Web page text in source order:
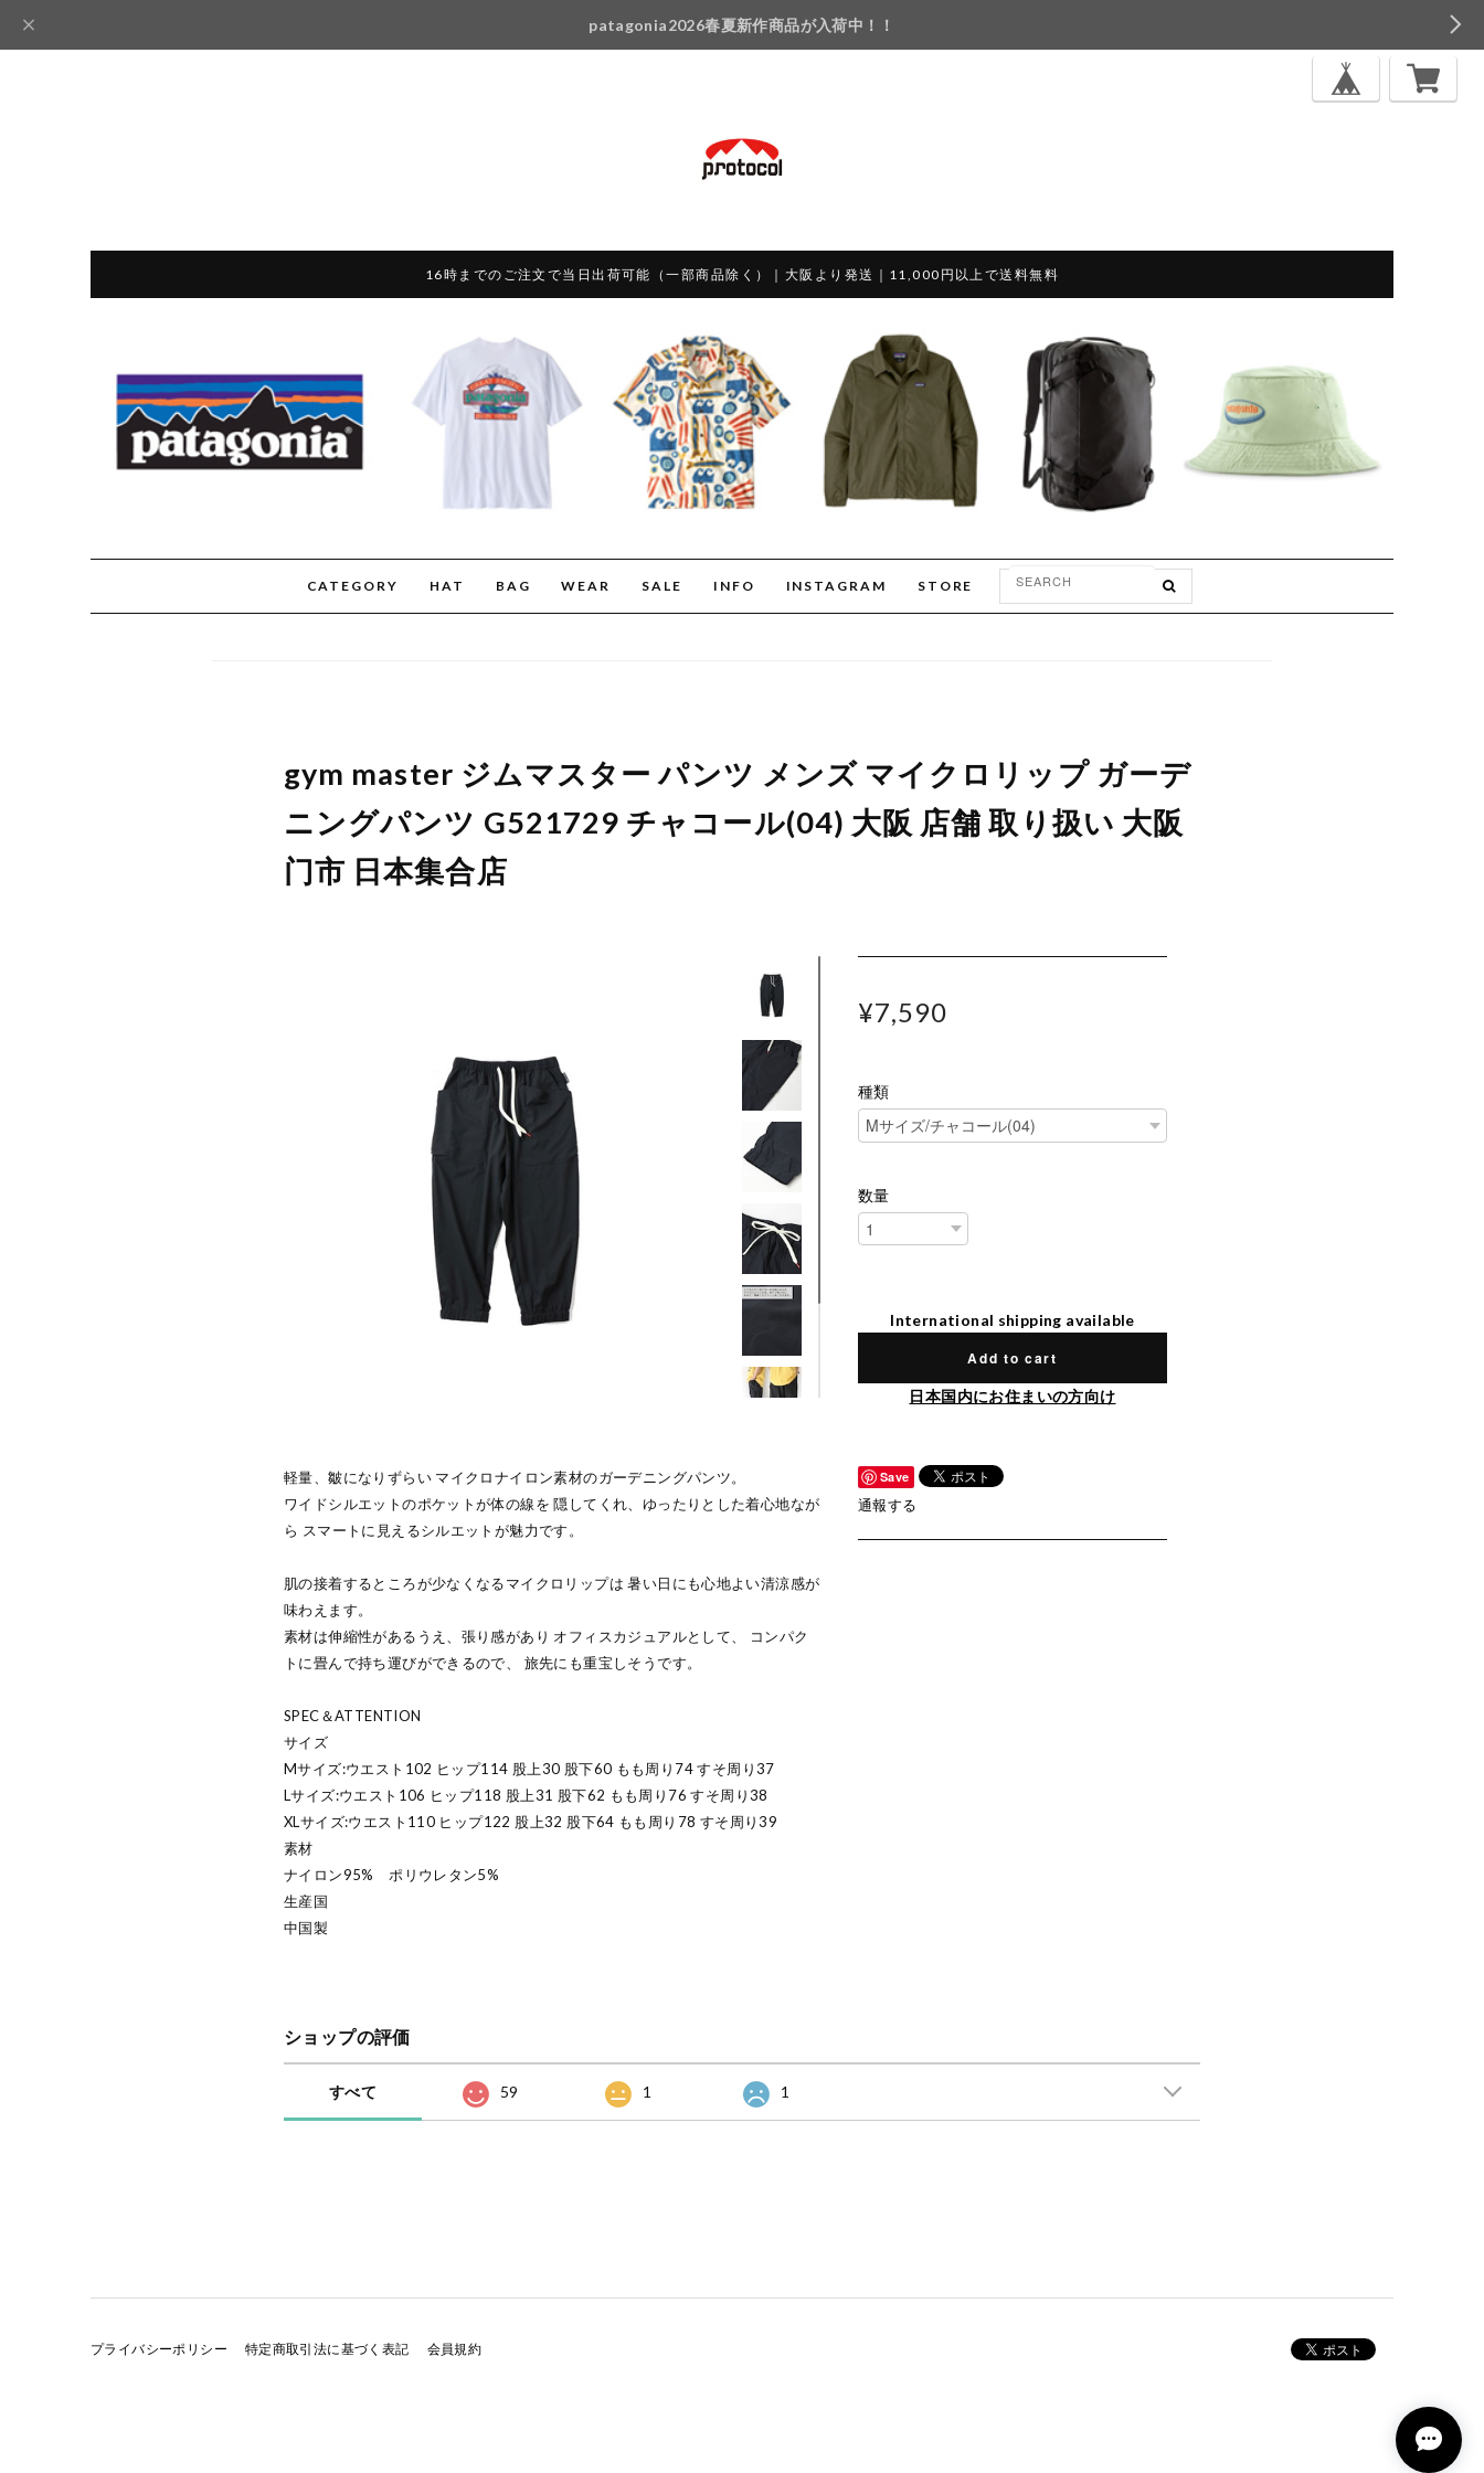
patagonia2026春夏新作商品が入荷中！！
16時までのご注文で当日出荷可能（一部商品除く）｜大阪より発送｜11,000円以上で送料無料
CATEGORY HAT BAG WEAR SALE INFO INSTAGRAM STORE
gym master ジムマスター パンツ メンズ マイクロリップ ガーデ
ニングパンツ G521729 チャコール(04) 大阪 店舗 取り扱い 大阪
门市 日本集合店
軽量、皺になりずらい マイクロナイロン素材のガーデニングパンツ。
ワイドシルエットのポケットが体の線を 隠してくれ、ゆったりとした着心地なが
ら スマートに見えるシルエットが魅力です。
肌の接着するところが少なくなるマイクロリップは 暑い日にも心地よい清涼感が
味わえます。
素材は伸縮性があるうえ、張り感があり オフィスカジュアルとして、 コンパク
トに畳んで持ち運びができるので、 旅先にも重宝しそうです。
SPEC＆ATTENTION
サイズ
Mサイズ:ウエスト102 ヒップ114 股上30 股下60 もも周り74 すそ周り37
Lサイズ:ウエスト106 ヒップ118 股上31 股下62 もも周り76 すそ周り38
XLサイズ:ウエスト110 ヒップ122 股上32 股下64 もも周り78 すそ周り39
素材
ナイロン95% ポリウレタン5%
生産国
中国製
¥7,590
種類
数量
International shipping available
Add to cart
日本国内にお住まいの方向け
Save
通報する
ショップの評価
すべて 59 1 1
プライバシーポリシー 特定商取引法に基づく表記 会員規約